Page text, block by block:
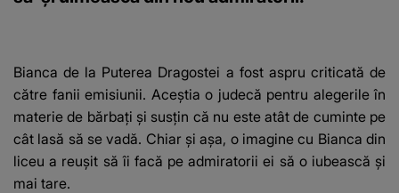
Bianca de la Puterea Dragostei a fost aspru criticată de
către fanii emisiunii. Aceștia o judecă pentru alegerile în
materie de bărbați și susțin că nu este atât de cuminte pe
cât lasă să se vadă. Chiar și așa, o imagine cu Bianca din
liceu a reușit să îi facă pe admiratorii ei să o iubească și
mai tare.